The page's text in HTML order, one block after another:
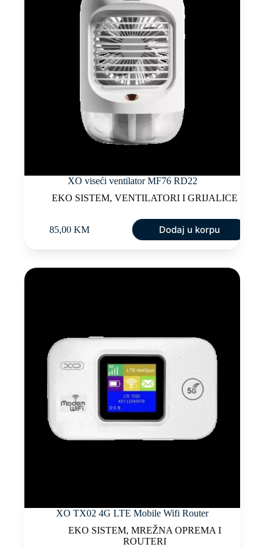
XO viseći ventilator MF76 RD22
EKO SISTEM, VENTILATORI I GRIJALICE
85,00 KM Dodaj u korpu
XO TX02 4G LTE Mobile Wifi Router
EKO SISTEM, MREŽNA OPREMA I
ROUTERI